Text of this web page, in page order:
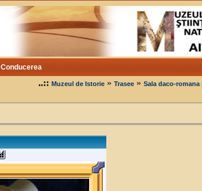
Conducerea
..:: Muzeul de Istorie» Trasee» Sala daco-romana